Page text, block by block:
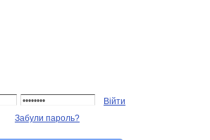
Забули пароль?